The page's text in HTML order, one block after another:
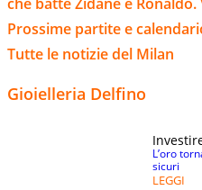
Prossime partite e
Tutte le notizie del Milan
Gioielleria Delfino
L’oro
sicuri
LEGGI